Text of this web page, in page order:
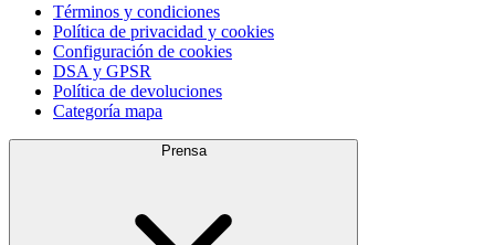
Términos y condiciones
Política de privacidad y cookies
Configuración de cookies
DSA y GPSR
Política de devoluciones
Categoría mapa
Prensa